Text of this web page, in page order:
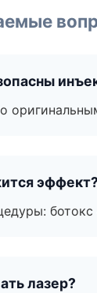
эффект?
лазер?